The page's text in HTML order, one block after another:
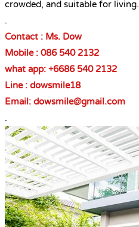
crowded, and suitable for living.
.
Contact : Ms. Dow
Mobile : 086 540 2132
what app: +6686 540 2132
Line : dowsmile18
Email: dowsmile@gmail.com
.